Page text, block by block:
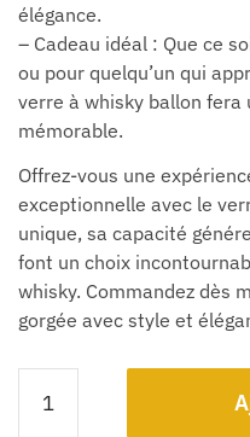
élégance.
– Cadeau idéal : Que ce
ou pour quelqu’un qui
verre à whisky ballon fera
mémorable.
Offrez-vous une
exceptionnelle avec le
unique, sa capacité
font un choix
whisky. Commandez dès
gorgée avec style et